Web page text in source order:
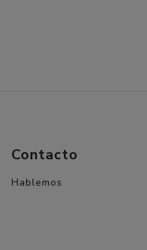
Contacto
Hablemos